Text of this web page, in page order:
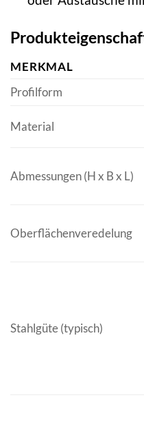
MERKMAL
Profilform
Material
Abmessungen (H x B x L)
Oberflächenveredelung
Stahlgüte (typisch)